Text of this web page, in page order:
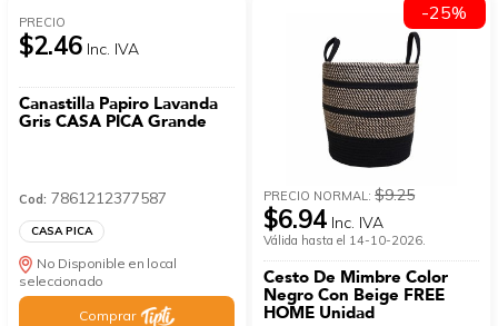
PRECIO
$2.46 Inc. IVA
Canastilla Papiro Lavanda
Gris CASA PICA Grande
Cod: 7861212377587
CASA PICA
No Disponible en local
seleccionado
Comprar
PRECIO NORMAL:$9.25
$6.94 Inc. IVA
Válida hasta el 14-10-2026.
Cesto De Mimbre Color
Negro Con Beige FREE
HOME Unidad
-25%